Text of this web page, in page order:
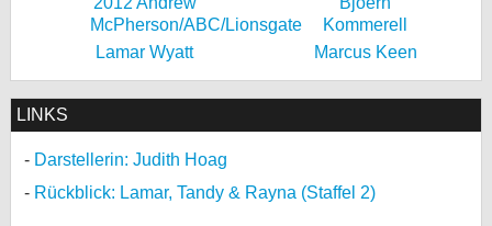
Lamar Wyatt Marcus Keen
LINKS
Darstellerin: Judith Hoag
Rückblick: Lamar, Tandy & Rayna (Staffel 2)